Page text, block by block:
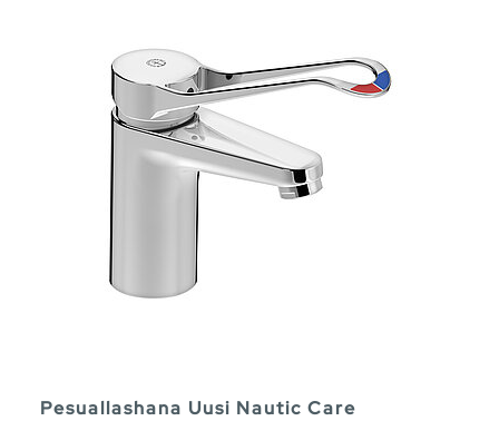
Pesuallashana Uusi Nautic Care